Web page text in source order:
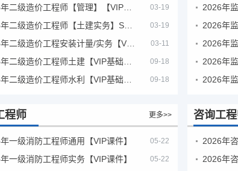
03-19
03-19
03-11
09-18
09-18 2026年
程师 更多>>
一级消防工程师通用【VIP课件】 05-22
一级消防工程师实务【VIP课件】 05-22
咨询工
2026年